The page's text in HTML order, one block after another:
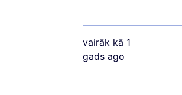
vairāk kā 1
gads ago